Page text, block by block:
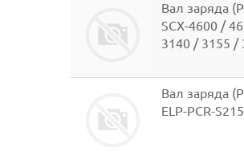
Вал заряда
SCX-4600 /
3140 / 3155 /
Вал заряда
ELP-PCR-